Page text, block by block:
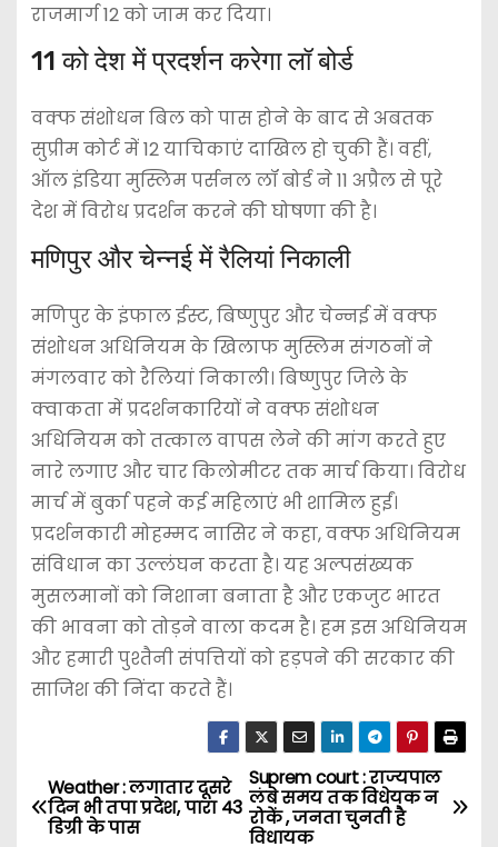
राजमार्ग 12 को जाम कर दिया।
11 को देश में प्रदर्शन करेगा लॉ बोर्ड
वक्फ संशोधन बिल को पास होने के बाद से अबतक
सुप्रीम कोर्ट में 12 याचिकाएं दाखिल हो चुकी हैं। वहीं,
ऑल इंडिया मुस्लिम पर्सनल लॉ बोर्ड ने 11 अप्रैल से पूरे
देश में विरोध प्रदर्शन करने की घोषणा की है।
मणिपुर और चेन्नई में रैलियां निकाली
मणिपुर के इंफाल ईस्ट, बिष्णुपुर और चेन्नई में वक्फ
संशोधन अधिनियम के खिलाफ मुस्लिम संगठनों ने
मंगलवार को रैलियां निकाली। बिष्णुपुर जिले के
क्वाकता में प्रदर्शनकारियों ने वक्फ संशोधन
अधिनियम को तत्काल वापस लेने की मांग करते हुए
नारे लगाए और चार किलोमीटर तक मार्च किया। विरोध
मार्च में बुर्का पहने कई महिलाएं भी शामिल हुईं।
प्रदर्शनकारी मोहम्मद नासिर ने कहा, वक्फ अधिनियम
संविधान का उल्लंघन करता है। यह अल्पसंख्यक
मुसलमानों को निशाना बनाता है और एकजुट भारत
की भावना को तोड़ने वाला कदम है। हम इस अधिनियम
और हमारी पुश्तैनी संपत्तियों को हड़पने की सरकार की
साजिश की निंदा करते हैं।
P
o
Suprem court : राज्यपाल
लंबे समय तक विधेयक न
रोकें , जनता चुनती है
विधायक
Weather : लगातार दूसरे
दिन भी तपा प्रदेश, पारा 43
डिग्री के पास